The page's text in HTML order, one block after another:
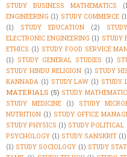
STUDY BUSINESS MATHEMATICS
ENGINEERING (1) STUDY COMMERCE
(1)
STUDY EDUCATION (2)
ELECTRONIC ENGINEERING (1) STUDY
ETHICS (1) STUDY FOOD SERVICE
(1) STUDY GENERAL STUDIES (1)
STUDY HINDU RELIGION (1) STUDY
KANNADA (1) STUDY LAW (1) STUDY
MATERIALS (5) STUDY
STUDY MEDICINE
(1) STUDY
NUTRITION (1) STUDY OFFICE
STUDY PHYSICS (1) STUDY POLITICAL
PSYCHOLOGY (1) STUDY SANSKRIT (1)
(1) STUDY SOCIOLOGY (1) STUDY